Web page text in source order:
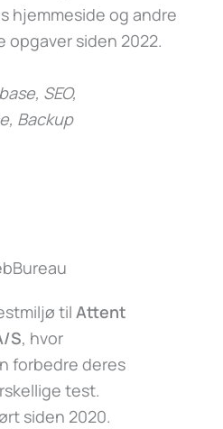
hjemmeside og andre
opgaver siden 2022.
SEO,
Backup
til Attent
S, hvor
forbedre deres
test.
siden 2020.